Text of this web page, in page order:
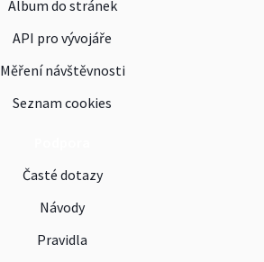
Album do stránek
API pro vývojáře
Měření návštěvnosti
Seznam cookies
Časté dotazy
Návody
Pravidla